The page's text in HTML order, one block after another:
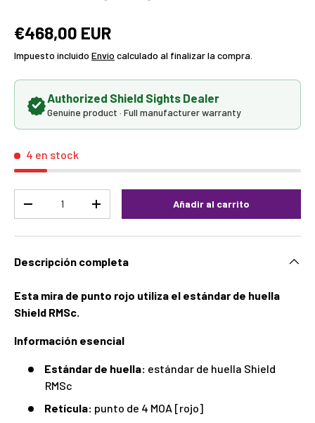
€468,00 EUR
Impuesto incluido Envío calculado al finalizar la compra.
Authorized Shield Sights Dealer
Genuine product · Full manufacturer warranty
4 en stock
-
+ Añadir al carrito
Descripción completa
Esta mira de punto rojo utiliza el estándar de huella
Shield RMSc.
Información esencial
Estándar de huella: estándar de huella Shield
RMSc
Retícula: punto de 4 MOA [rojo]